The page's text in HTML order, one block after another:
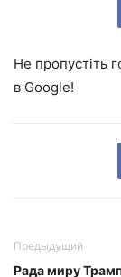
Не пропустіть
в Google!
Предыдущий
Рада миру